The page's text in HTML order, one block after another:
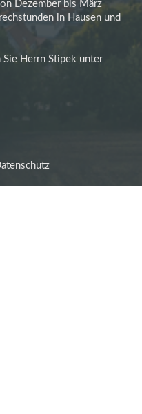
Dezember bis März
in Hausen und
Sie Herrn Stipek unter